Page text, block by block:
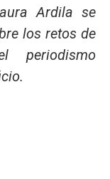
Ardila se
los retos de
periodismo